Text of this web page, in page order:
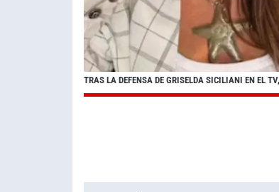
TRAS LA DEFENSA DE GRISELDA SICILIANI EN EL